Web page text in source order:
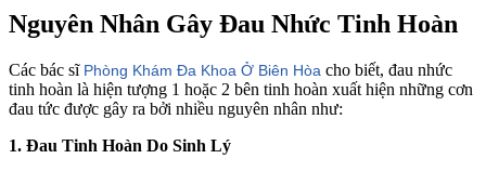
Nguyên Nhân Gây Đau Nhức Tinh Hoàn
Các bác sĩ Phòng Khám Đa Khoa Ở Biên Hòa cho biết, đau nhức
tinh hoàn là hiện tượng 1 hoặc 2 bên tinh hoàn xuất hiện những cơn
đau tức được gây ra bởi nhiều nguyên nhân như:
1. Đau Tinh Hoàn Do Sinh Lý